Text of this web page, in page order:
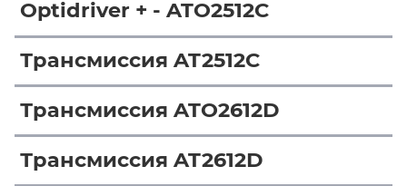
Optidriver + - ATO2512C
Трансмиссия AT2512C
Трансмиссия ATO2612D
Трансмиссия AT2612D